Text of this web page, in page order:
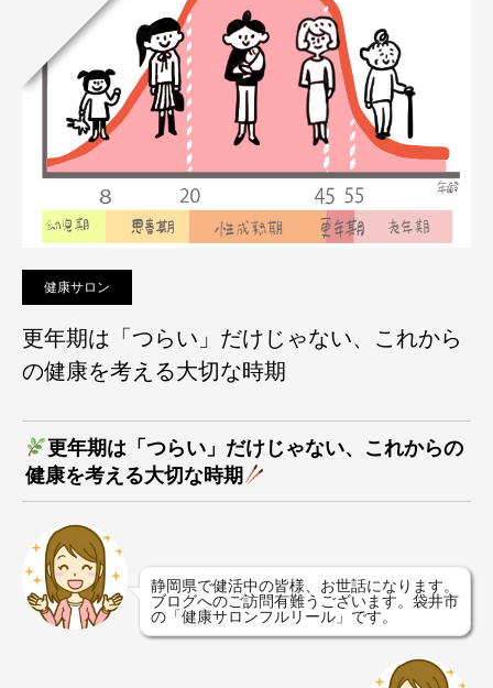
健康サロン
更年期は「つらい」だけじゃない、これから
の健康を考える大切な時期
更年期は「つらい」だけじゃない、これからの
健康を考える大切な時期
静岡県で健活中の皆様、お世話になります。
ブログへのご訪問有難うございます。袋井市
の「健康サロンフルリール」です。